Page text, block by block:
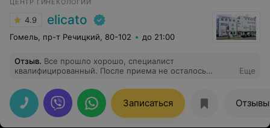
ЦЕНТР ГИНЕКОЛОГИИ
4.9 elicato
Гомель, пр-т Речицкий, 80-102 до 21:00
Отзыв. Все прошло хорошо, специалист
квалифицированный. После приема не осталось
Еще
Записаться Отзывы